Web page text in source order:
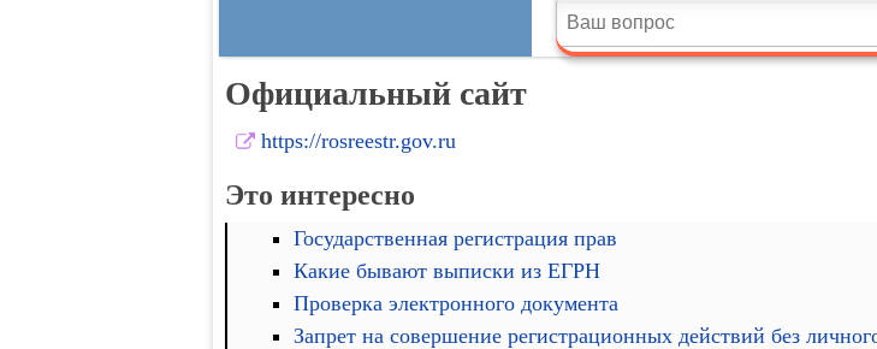
Официальный сайт
https://rosreestr.gov.ru
Это интересно
Государственная регистрация прав
Какие бывают выписки из ЕГРН
Проверка электронного документа
Запрет на совершение регистрационных действий без